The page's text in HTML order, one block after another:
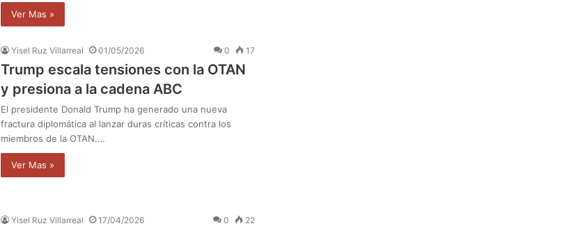
Ver Mas »
Yisel Ruz Villarreal 01/05/2026 0 17
Trump escala tensiones con la OTAN
y presiona a la cadena ABC
El presidente Donald Trump ha generado una nueva
fractura diplomática al lanzar duras críticas contra los
miembros de la OTAN.…
Ver Mas »
Yisel Ruz Villarreal 17/04/2026 0 22